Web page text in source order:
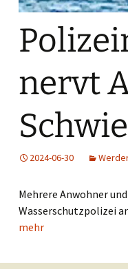
nervt
2024-06-30
Mehrere Anwohner
Wasserschutzpolizei
mehr